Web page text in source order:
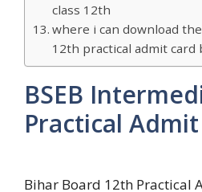
class 12th
where i can download
12th practical admit card
BSEB
Practical
Bihar Board 12th Practical